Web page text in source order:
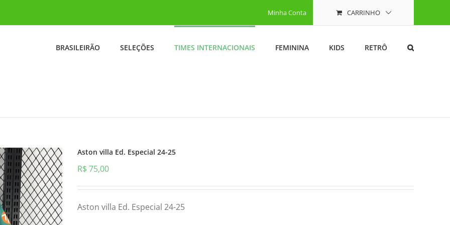
Minha Conta CARRINHO
BRASILEIRÃO SELEÇÕES TIMES INTERNACIONAIS FEMININA KIDS RETRÔ
Aston villa Ed. Especial 24-25
R$ 75,00
Aston villa Ed. Especial 24-25